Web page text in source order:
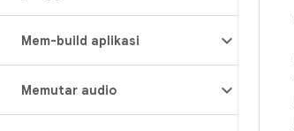
Mem-build aplikasi
Memutar audio